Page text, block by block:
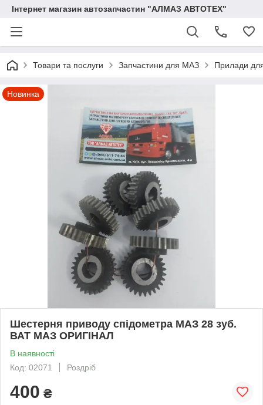
Інтернет магазин автозапчастин "АЛМАЗ АВТОТЕХ"
Товари та послуги Запчастини для МАЗ Прилади
Новинка
Шестерня приводу спідометра МАЗ 28 зуб.
ВАТ МАЗ ОРИГІНАЛ
В наявності
Код: 02071
Роздріб
400 ₴